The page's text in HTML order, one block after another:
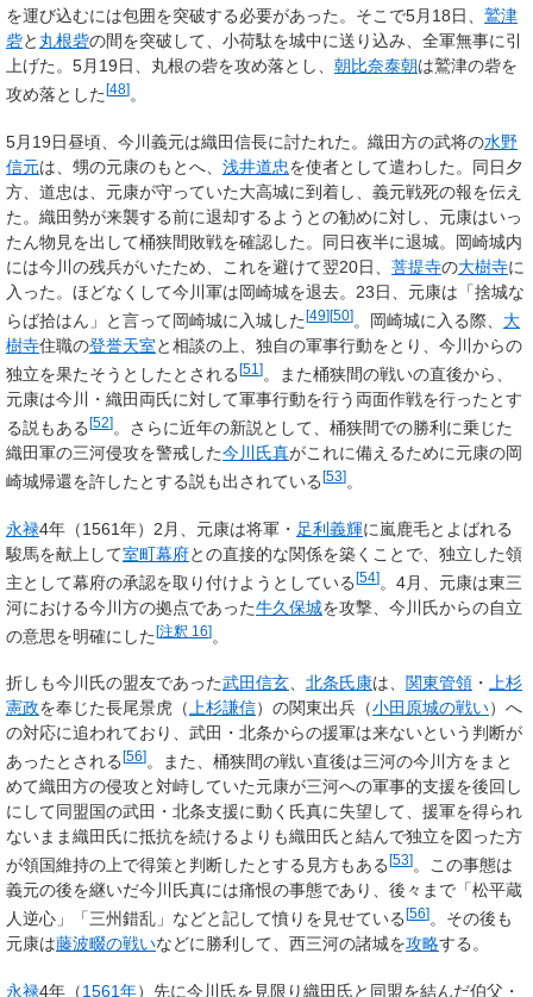
を運び込むには包囲を突破する必要があった。そこで5月18日、 鷲津
砦と 丸根砦の間を突破して、小荷駄を城中に送り込み、全軍無事に引
上げた。5月19日、丸根の砦を攻め落とし、 朝比奈泰朝は鷲津の砦を
攻め落とした [48]。
5月19日昼頃、今川義元は織田信長に討たれた。織田方の武将の水野
信元は、甥の元康のもとへ、 浅井道忠を使者として遣わした。同日夕
方、道忠は、元康が守っていた大高城に到着し、義元戦死の報を伝え
た。織田勢が来襲する前に退却するようとの勧めに対し、元康はいっ
たん物見を出して桶狭間敗戦を確認した。同日夜半に退城。岡崎城内
には今川の残兵がいたため、これを避けて翌20日、 菩提寺の大樹寺に
入った。ほどなくして今川軍は岡崎城を退去。23日、元康は「捨城な
らば拾はん」と言って岡崎城に入城した[49][50]。岡崎城に入る際、 大
樹寺住職の登誉天室と相談の上、独自の軍事行動をとり、今川からの
独立を果たそうとしたとされる[51 ]。また桶狭間の戦いの直後から、
元康は今川・織田両氏に対して軍事行動を行う両面作戦を行ったとす
る説もある[52]。さらに近年の新説として、桶狭間での勝利に乗じた
織田軍の三河侵攻を警戒した今川氏真がこれに備えるために元康の岡
崎城帰還を許したとする説も出されている[53]。
永禄4年（1561年）2月、元康は将軍・ 足利義輝に嵐鹿毛とよばれる
駿馬を献上して室町幕府との直接的な関係を築くことで、独立した領
主として幕府の承認を取り付けようとしている[54]。4月、元康は東三
河における今川方の拠点であった牛久保城を攻撃、今川氏からの自立
の意思を明確にした[注釈 16]。
折しも今川氏の盟友であった武田信玄 北条氏康は、 関東管領 ・
上杉
憲政を奉じた長尾景虎（ 上杉謙信）の関東出兵（小田原城の戦い）へ
の対応に追われており、武田・北条からの援軍は来ないという判断が
あったとされる [56] 。また、桶狭間の戦い直後は三河の今川方をまと
めて織田方の侵攻と対峙していた元康が三河への軍事的支援を後回し
にして同盟国の武田・北条支援に動く氏真に失望して、援軍を得られ
ないまま織田氏に抵抗を続けるよりも織田氏と結んで独立を図った方
が領国維持の上で得策と判断したとする見方もある [53] 。この事態は
義元の後を継いだ今川氏真には痛恨の事態であり、後々まで「松平蔵
人逆心」「三州錯乱」などと記して憤りを見せている [56] 。その後も
元康は藤波畷の戦いなどに勝利して、西三河の諸城を攻略する。
永禄4年（1561年）先に今川氏を見限り織田氏と同盟を結んだ伯父・